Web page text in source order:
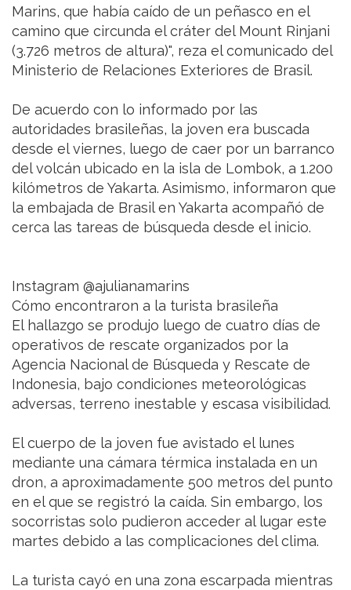
Marins, que había caído de un peñasco en el
camino que circunda el cráter del Mount Rinjani
(3.726 metros de altura)", reza el comunicado del
Ministerio de Relaciones Exteriores de Brasil.
De acuerdo con lo informado por las
autoridades brasileñas, la joven era buscada
desde el viernes, luego de caer por un barranco
del volcán ubicado en la isla de Lombok, a 1.200
kilómetros de Yakarta. Asimismo, informaron que
la embajada de Brasil en Yakarta acompañó de
cerca las tareas de búsqueda desde el inicio.
Instagram @ajulianamarins
Cómo encontraron a la turista brasileña
El hallazgo se produjo luego de cuatro días de
operativos de rescate organizados por la
Agencia Nacional de Búsqueda y Rescate de
Indonesia, bajo condiciones meteorológicas
adversas, terreno inestable y escasa visibilidad.
El cuerpo de la joven fue avistado el lunes
mediante una cámara térmica instalada en un
dron, a aproximadamente 500 metros del punto
en el que se registró la caída. Sin embargo, los
socorristas solo pudieron acceder al lugar este
martes debido a las complicaciones del clima.
La turista cayó en una zona escarpada mientras